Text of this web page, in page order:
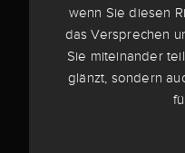
wenn Sie diesen
das Versprechen
Sie miteinander
glänzt, sondern